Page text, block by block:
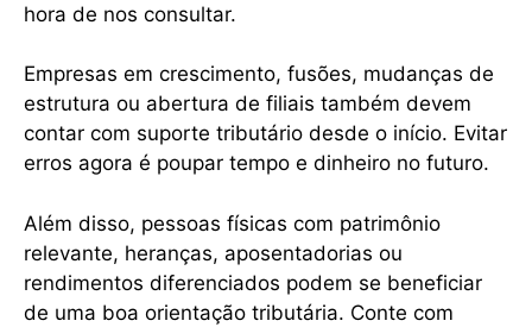
hora de nos consultar.
Empresas em crescimento, fusões, mudanças de
estrutura ou abertura de filiais também devem
contar com suporte tributário desde o início. Evitar
erros agora é poupar tempo e dinheiro no futuro.
Além disso, pessoas físicas com patrimônio
relevante, heranças, aposentadorias ou
rendimentos diferenciados podem se beneficiar
de uma boa orientação tributária. Conte com